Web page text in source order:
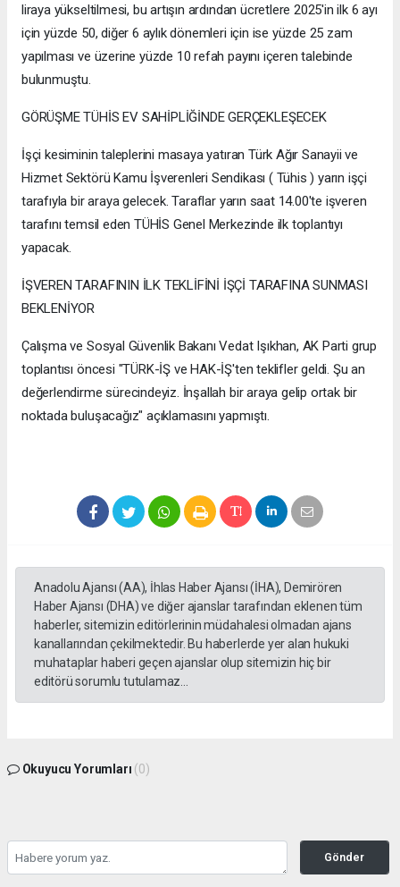
liraya yükseltilmesi, bu artışın ardından ücretlere 2025'in ilk 6 ayı
için yüzde 50, diğer 6 aylık dönemleri için ise yüzde 25 zam
yapılması ve üzerine yüzde 10 refah payını içeren talebinde
bulunmuştu.
GÖRÜŞME TÜHİS EV SAHİPLİĞİNDE GERÇEKLEŞECEK
İşçi kesiminin taleplerini masaya yatıran Türk Ağır Sanayii ve
Hizmet Sektörü Kamu İşverenleri Sendikası ( Tühis ) yarın işçi
tarafıyla bir araya gelecek. Taraflar yarın saat 14.00'te işveren
tarafını temsil eden TÜHİS Genel Merkezinde ilk toplantıyı
yapacak.
İŞVEREN TARAFININ İLK TEKLİFİNİ İŞÇİ TARAFINA SUNMASI
BEKLENİYOR
Çalışma ve Sosyal Güvenlik Bakanı Vedat Işıkhan, AK Parti grup
toplantısı öncesi "TÜRK-İŞ ve HAK-İŞ'ten teklifler geldi. Şu an
değerlendirme sürecindeyiz. İnşallah bir araya gelip ortak bir
noktada buluşacağız" açıklamasını yapmıştı.
Anadolu Ajansı (AA), İhlas Haber Ajansı (İHA), Demirören
Haber Ajansı (DHA) ve diğer ajanslar tarafından eklenen tüm
haberler, sitemizin editörlerinin müdahalesi olmadan ajans
kanallarından çekilmektedir. Bu haberlerde yer alan hukuki
muhataplar haberi geçen ajanslar olup sitemizin hiç bir
editörü sorumlu tutulamaz...
Okuyucu Yorumları (0)
Gönder